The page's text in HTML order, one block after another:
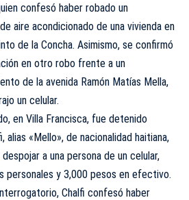
confesó haber robado un
aire acondicionado de una vivienda en
de la Concha. Asimismo, se confirmó
en otro robo frente a un
de la avenida Ramón Matías Mella,
un celular.
en Villa Francisca, fue detenido
alias «Mello», de nacionalidad haitiana,
a una persona de un celular,
personales y 3,000 pesos en efectivo.
Chalfi confesó haber